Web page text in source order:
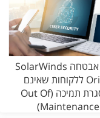
עדכון אבטחה SolarWinds
Orion ללקוחות שאינם
במסגרת תמיכה (Out Of
Maintenance)